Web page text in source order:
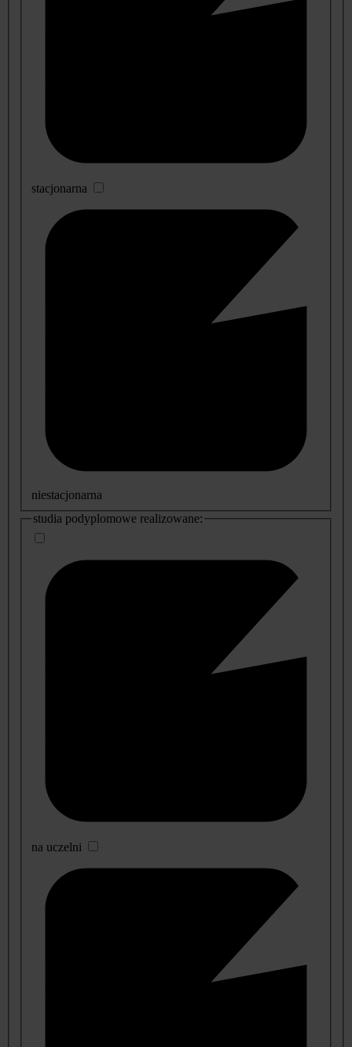
stacjonarna
niestacjonarna
studia podyplomowe realizowane:
na uczelni